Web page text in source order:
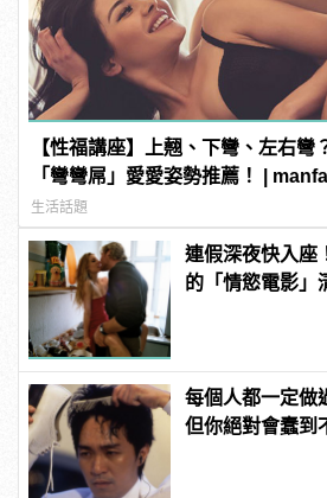
【性福講座】上翹、下彎、左右彎
「彎彎屌」愛愛姿勢推薦！ |
生活話題
連假深夜快入座
的「情慾電影
每個人都一定做
但你絕對會蠢到